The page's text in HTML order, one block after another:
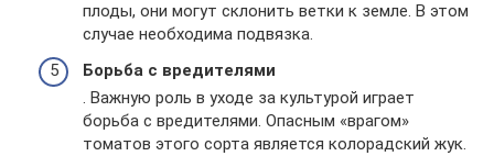
плоды, они могут склонить ветки к земле. В этом
случае необходима подвязка.
Борьба с вредителями
. Важную роль в уходе за культурой играет
борьба с вредителями. Опасным «врагом»
томатов этого сорта является колорадский жук.